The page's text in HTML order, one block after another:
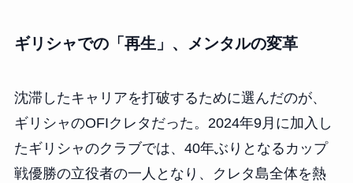
ギリシャでの「再生」、メンタルの変革
沈滞したキャリアを打破するために選んだのが、
ギリシャのOFIクレタだった。2024年9月に加入し
たギリシャのクラブでは、40年ぶりとなるカップ
戦優勝の立役者の一人となり、クレタ島全体を熱